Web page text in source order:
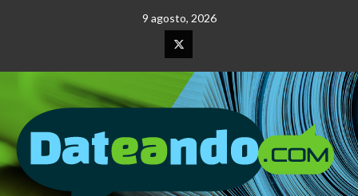
9 agosto, 2026
Elemento
del
menú